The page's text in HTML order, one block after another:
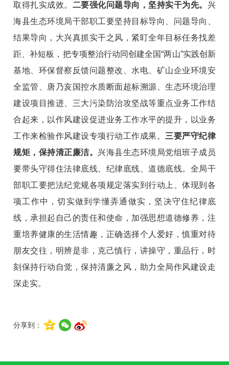
取得扎实成效。 二要强化问题导向，坚持实干为先。 兴
海县生态环境局干部职工要坚持目标导向、问题导向、
结果导向，大兴真抓实干之风，紧盯全年目标任务找差
距、补短板，把专项整治行动同创建全国“两山”实践创新
基地、环保督察反馈问题整改、水电、矿山企业环境安
全监管、唐乃亥国控水质断面超标溯源、生态环境治理
建设项目推进、三大污染防治攻坚战等重点业务工作结
合起来，以作风建设促进业务工作水平的提升，以业务
工作来检验作风建设专项行动工作成果。 三要严守纪律
规矩，保持清正廉洁。 兴海县生态环境 局党组班子成员
要带头守得住法律底线、纪律底线、道德底线。全局干
部职工要把法纪党规各项规定落实到行动上、体现到各
项工作中，切实做到学懂弄通做实，坚决守住纪律底
线，承担起自己的责任和使命，加强思想道德修养，注
重培养健康的生活情趣，正确选择个人爱好，慎重对待
朋友交往，明辨是非，克己慎行，讲操守，重品行，时
刻保持行动自觉，保持清廉之风，助力全局作风建设走
深走实。
分享到：